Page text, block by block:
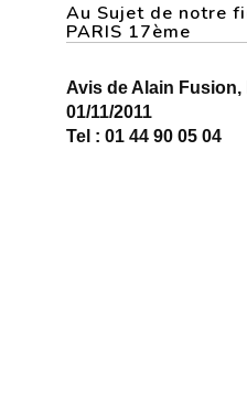
Au Sujet de notre
PARIS 17ème
Avis de Alain Fusion,
01/11/2011
Tel : 01 44 90 05 04